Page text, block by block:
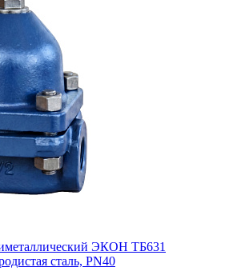
ЭКОН ТБ631
сталь, PN40